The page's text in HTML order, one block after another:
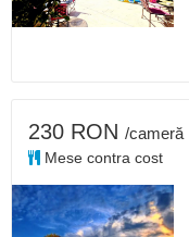
230 RON /cameră
Mese contra cost